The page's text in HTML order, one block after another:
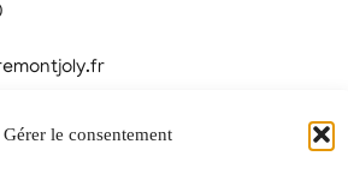
Gérer le consentement